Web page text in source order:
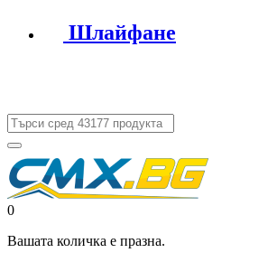
Шлайфане
0
Вашата количка е празна.